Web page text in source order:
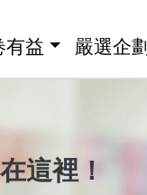
有益 嚴選企劃
這裡！